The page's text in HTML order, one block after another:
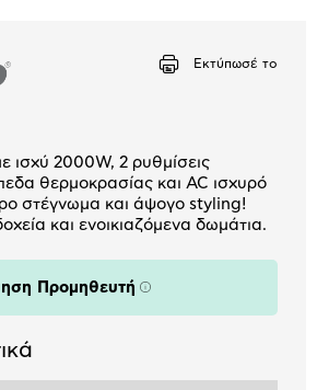
Εκτύπωσέ το
ισχύ 2000W, 2 ρυθμίσεις
θερμοκρασίας και AC ισχυρό
στέγνωμα και άψογο styling!
και ενοικιαζόμενα δωμάτια.
Προμηθευτή Πληροφορίες